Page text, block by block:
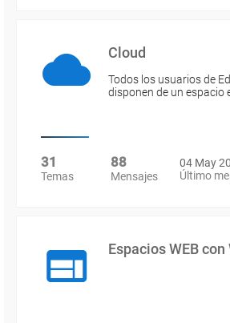
Cloud
Todos los usuarios de
disponen de un espacio
31
Temas
88
Mensajes
04 May
Último
Espacios WEB